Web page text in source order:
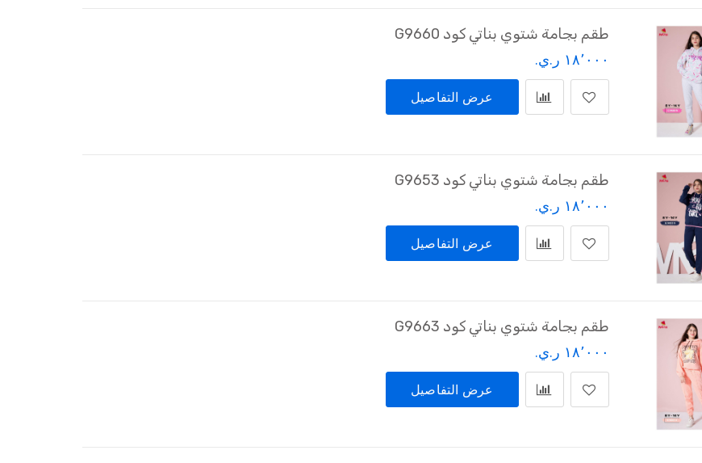
طقم بجامة شتوي بناتي كود G9660
١٨٬٠٠٠ ر.ي.‏
عرض التفاصيل
طقم بجامة شتوي بناتي كود G9653
١٨٬٠٠٠ ر.ي.‏
عرض التفاصيل
طقم بجامة شتوي بناتي كود G9663
١٨٬٠٠٠ ر.ي.‏
عرض التفاصيل